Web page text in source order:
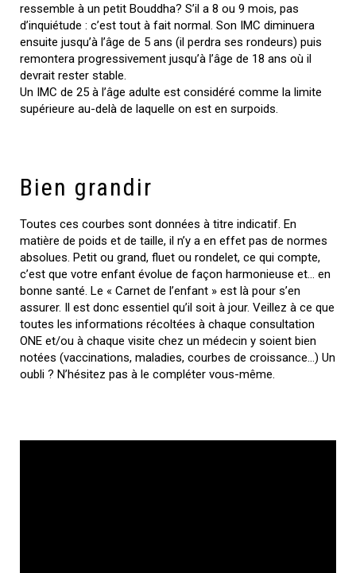
ressemble à un petit Bouddha? S’il a 8 ou 9 mois, pas
d’inquiétude : c’est tout à fait normal. Son IMC diminuera
ensuite jusqu’à l’âge de 5 ans (il perdra ses rondeurs) puis
remontera progressivement jusqu’à l’âge de 18 ans où il
devrait rester stable.
Un IMC de 25 à l’âge adulte est considéré comme la limite
supérieure au-delà de laquelle on est en surpoids.
Bien grandir
Toutes ces courbes sont données à titre indicatif. En
matière de poids et de taille, il n’y a en effet pas de normes
absolues. Petit ou grand, fluet ou rondelet, ce qui compte,
c’est que votre enfant évolue de façon harmonieuse et… en
bonne santé. Le « Carnet de l’enfant » est là pour s’en
assurer. Il est donc essentiel qu’il soit à jour. Veillez à ce que
toutes les informations récoltées à chaque consultation
ONE et/ou à chaque visite chez un médecin y soient bien
notées (vaccinations, maladies, courbes de croissance…) Un
oubli ? N’hésitez pas à le compléter vous-même.